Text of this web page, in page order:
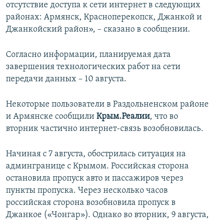
отсутствие доступа к сети интернет в следующих
районах: Армянск, Красноперекопск, Джанкой и
Джанкойский район», – сказано в сообщении.
Согласно информации, планируемая дата
завершения технологических работ на сети
передачи данных – 10 августа.
Некоторые пользователи в Раздольненском районе
и Армянске сообщили Крым.Реалии, что во
вторник частично интернет-связь возобновилась.
Начиная с 7 августа, обострилась ситуация на
админгранице с Крымом. Российская сторона
остановила пропуск авто и пассажиров через
пункты пропуска. Через несколько часов
российская сторона возобновила пропуск в
Джанкое («Чонгар»). Однако во вторник, 9 августа,